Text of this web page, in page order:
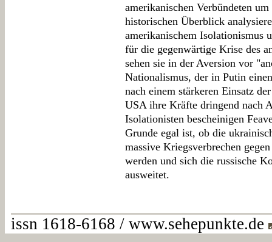
amerikanischen Verbündeten
historischen Überblick
amerikanischem Isolationismus
für die gegenwärtige Krise des
sehen sie in der Aversion vor
Nationalismus, der in Putin
nach einem stärkeren Einsatz
USA ihre Kräfte dringend nach
Isolationisten bescheinigen
Grunde egal ist, ob die
massive Kriegsverbrechen
werden und sich die russische
ausweitet.
issn 1618-6168 / www.sehepunkte.de